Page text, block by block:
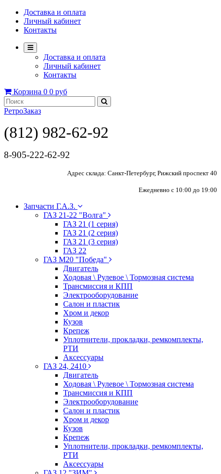
Доставка и оплата
Личный кабинет
Контакты
Доставка и оплата
Личный кабинет
Контакты
Корзина 0 0 руб
РетроЗаказ
(812) 982-62-92
8-905-222-62-92
Адрес склада: Санкт-Петербург, Рижский проспект 40
Ежедневно с 10:00 до 19:00
Запчасти Г.А.З.
ГАЗ 21-22 "Волга"
ГАЗ 21 (1 серия)
ГАЗ 21 (2 серия)
ГАЗ 21 (3 серия)
ГАЗ 22
ГАЗ М20 "Победа"
Двигатель
Ходовая \ Рулевое \ Тормозная система
Трансмиссия и КПП
Электрооборудование
Салон и пластик
Хром и декор
Кузов
Крепеж
Уплотнители, прокладки, ремкомплекты,
РТИ
Аксессуары
ГАЗ 24, 2410
Двигатель
Ходовая \ Рулевое \ Тормозная система
Трансмиссия и КПП
Электрооборудование
Салон и пластик
Хром и декор
Кузов
Крепеж
Уплотнители, прокладки, ремкомплекты,
РТИ
Аксессуары